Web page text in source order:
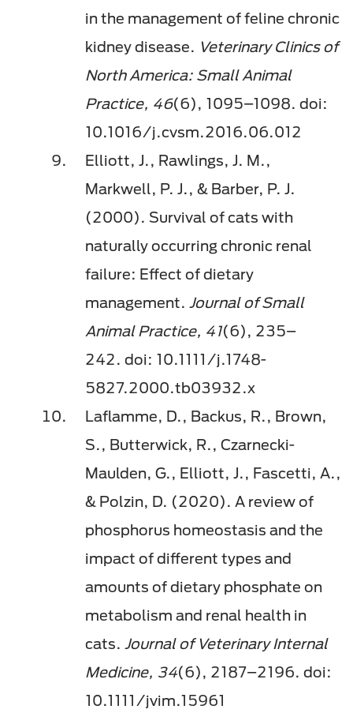
in the management of feline chronic
kidney disease. Veterinary Clinics of
North America: Small Animal
Practice, 46(6), 1095–1098. doi:
10.1016/j.cvsm.2016.06.012
Elliott, J., Rawlings, J. M.,
Markwell, P. J., & Barber, P. J.
(2000). Survival of cats with
naturally occurring chronic renal
failure: Effect of dietary
management. Journal of Small
Animal Practice, 41(6), 235–
242. doi: 10.1111/j.1748-
5827.2000.tb03932.x
Laflamme, D., Backus, R., Brown,
S., Butterwick, R., Czarnecki-
Maulden, G., Elliott, J., Fascetti, A.,
& Polzin, D. (2020). A review of
phosphorus homeostasis and the
impact of different types and
amounts of dietary phosphate on
metabolism and renal health in
cats. Journal of Veterinary Internal
Medicine, 34(6), 2187–2196. doi:
10.1111/jvim.15961